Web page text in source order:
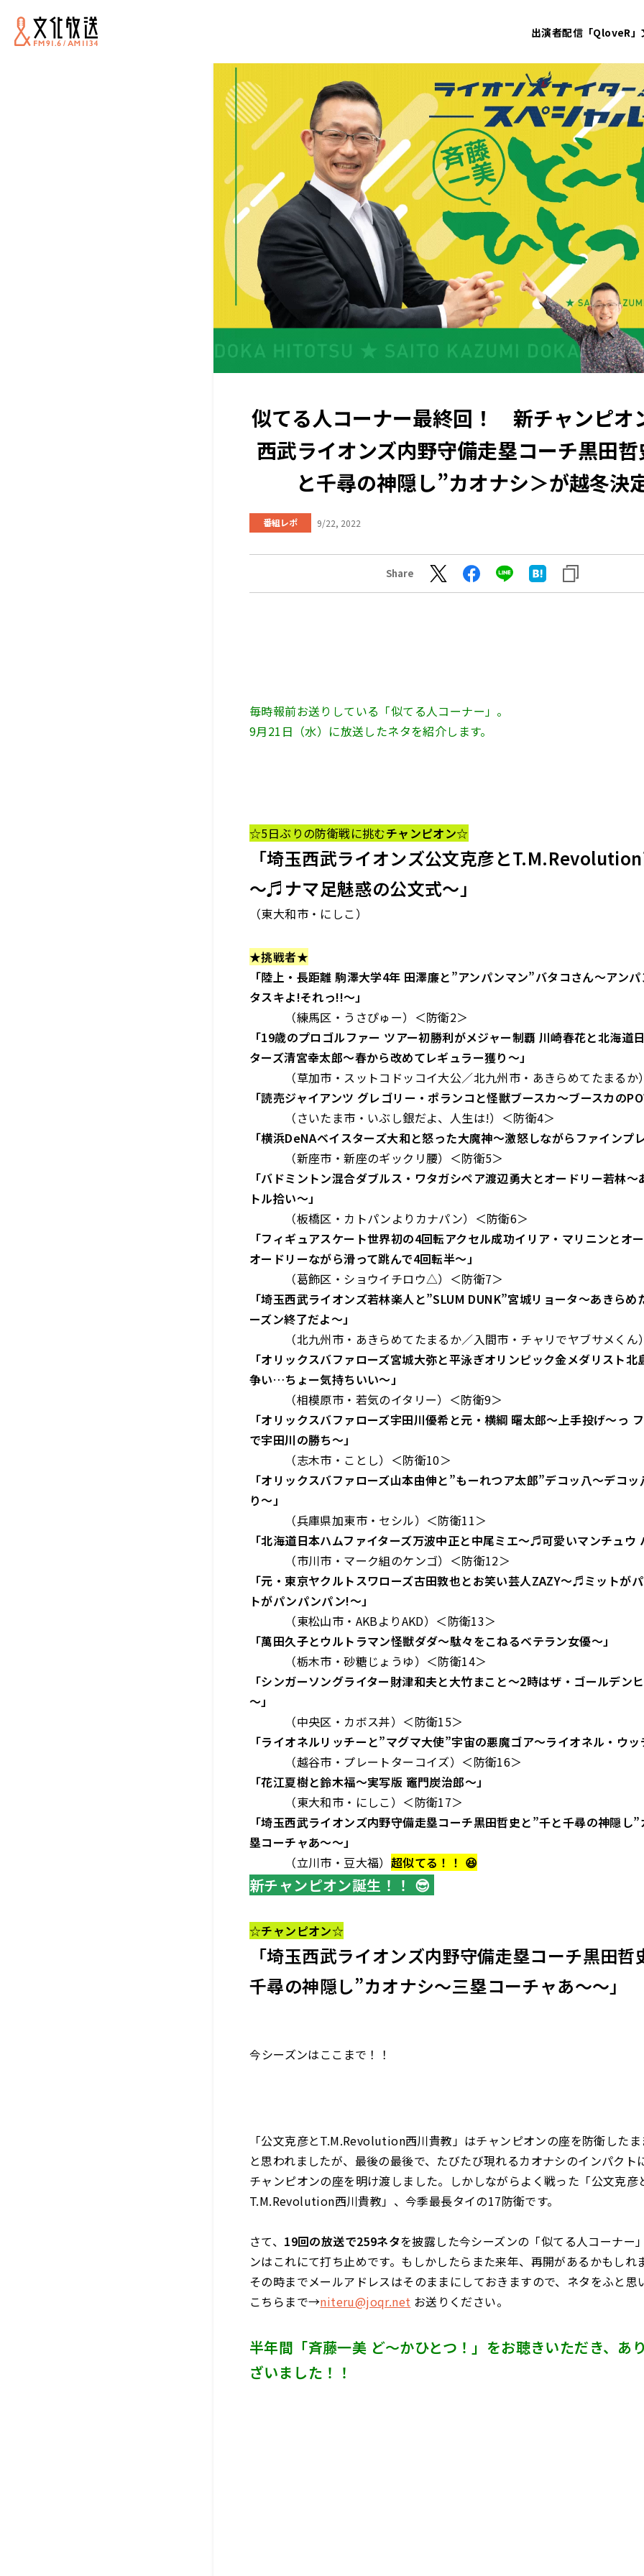
出演者配信「QloveR」
似てる人コーナー最終回！ 新チャンピオ
西武ライオンズ内野守備走塁コーチ黒田
と千尋の神隠し”カオナシ＞が越冬決
番組レポ 9/22, 2022
Share
毎時報前お送りしている「似てる人コーナー」。
9月21日（水）に放送したネタを紹介します。
☆5日ぶりの防衛戦に挑むチャンピオン☆
「埼玉西武ライオンズ公文克彦と
～♬ナマ足魅惑の公文式～」
（東大和市・にしこ）
★挑戦者★
「陸上・長距離 駒澤大学4年 田澤廉と”アンパンマン”バタコさん～アン
タスキよ!それっ!!～」
（練馬区・うさぴゅー）＜防衛2＞
「19歳のプロゴルファー ツアー初勝利がメジャー制覇 川崎春花と北海道
ターズ清宮幸太郎～春から改めてレギュラー獲り～」
（草加市・スットコドッコイ大公／北九州市・あきらめてたまるか
「読売ジャイアンツ グレゴリー・ポランコと怪獣ブースカ～ブースカの
（さいたま市・いぶし銀だよ、人生は!）＜防衛4＞
「横浜DeNAベイスターズ大和と怒った大魔神～激怒しながらファインプレ
（新座市・新座のギックリ腰）＜防衛5＞
「バドミントン混合ダブルス・ワタガシペア渡辺勇大とオードリー若林～
トル拾い～」
（板橋区・カトパンよりカナパン）＜防衛6＞
「フィギュアスケート世界初の4回転アクセル成功イリア・マリニンとオ
オードリーながら滑って跳んで4回転半～」
（葛飾区・ショウイチロウ△）＜防衛7＞
「埼玉西武ライオンズ若林楽人と”SLUM DUNK”宮城リョータ～あきらめ
ーズン終了だよ～」
（北九州市・あきらめてたまるか／入間市・チャリでヤブサメくん
「オリックスバファローズ宮城大弥と平泳ぎオリンピック金メダリスト北
争い…ちょー気持ちいい～」
（相模原市・若気のイタリー）＜防衛9＞
「オリックスバファローズ宇田川優希と元・横綱 曙太郎～上手投げ～っ
で宇田川の勝ち～」
（志木市・ことし）＜防衛10＞
「オリックスバファローズ山本由伸と”もーれつア太郎”デコッ八～デコ
り～」
（兵庫県加東市・セシル）＜防衛11＞
「北海道日本ハムファイターズ万波中正と中尾ミエ～♬可愛いマンチュウ
（市川市・マーク組のケンゴ）＜防衛12＞
「元・東京ヤクルトスワローズ古田敦也とお笑い芸人ZAZY～♬ミットが
トがパンパンパン!～」
（東松山市・AKBよりAKD）＜防衛13＞
「萬田久子とウルトラマン怪獣ダダ～駄々をこねるベテラン女優～」
（栃木市・砂糖じょうゆ）＜防衛14＞
「シンガーソングライター財津和夫と大竹まこと～2時はザ・ゴールデン
～」
（中央区・カボス丼）＜防衛15＞
「ライオネルリッチーと”マグマ大使”宇宙の悪魔ゴア～ライオネル・ウッ
（越谷市・プレートターコイズ）＜防衛16＞
「花江夏樹と鈴木福～実写版 竈門炭治郎～」
（東大和市・にしこ）＜防衛17＞
「埼玉西武ライオンズ内野守備走塁コーチ黒田哲史と”千と千尋の神隠し
塁コーチャあ～～」
（立川市・豆大福） 超似てる！！ 😆
新チャンピオン誕生！！ 😎
☆チャンピオン☆
「埼玉西武ライオンズ内野守備走塁コーチ黒田哲
千尋の神隠し”カオナシ～三塁コーチャあ～～」
―――今シーズンはここまで！！―――
「公文克彦とT.M.Revolution西川貴教」はチャンピオンの座を防衛した
と思われましたが、最後の最後で、たびたび現れるカオナシのインパクト
チャンピオンの座を明け渡しました。しかしながらよく戦った「公文克彦
T.M.Revolution西川貴教」、今季最長タイの17防衛です。
さて、 19回の放送で259ネタを披露した今シーズンの「似てる人コーナー
ンはこれにて打ち止めです。もしかしたらまた来年、再開があるかもしれ
その時までメールアドレスはそのままにしておきますので、ネタをふと思
こちらまで→niteru@joqr.net お送りください。
半年間「斉藤一美 ど～かひとつ！」をお聴きいただき、あ
ざいました！！